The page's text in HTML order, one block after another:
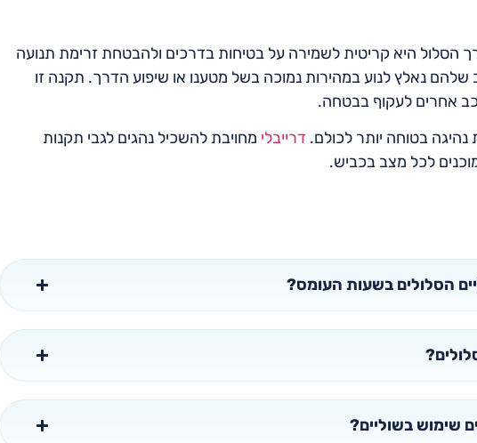
הסלול היא קריטית לשמירה על בטיחות בדרכים ולהבטחת זרימת תנועה
נאלץ לנוע במהירות נמוכה בשל מטענו או שיפוע הדרך. תקנה זו
אחרים לעקוף בבטחה.
נהיגה בטוחה יותר לכולם. דרייבלי מחויבת להשכיל נהגים לגבי תקנות
לכל מצב בכביש.
הסלולים בשעות העומס?
שימוש בשוליים?